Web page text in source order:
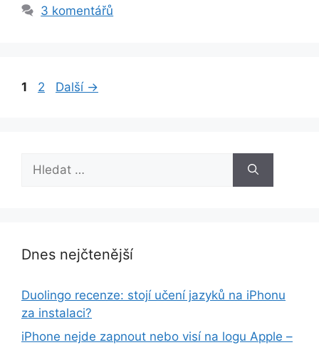
3 komentářů
Stránka
1 Stránka
2 Další →
Dnes nejčtenější
Duolingo recenze: stojí učení jazyků na iPhonu
za instalaci?
iPhone nejde zapnout nebo visí na logu Apple –